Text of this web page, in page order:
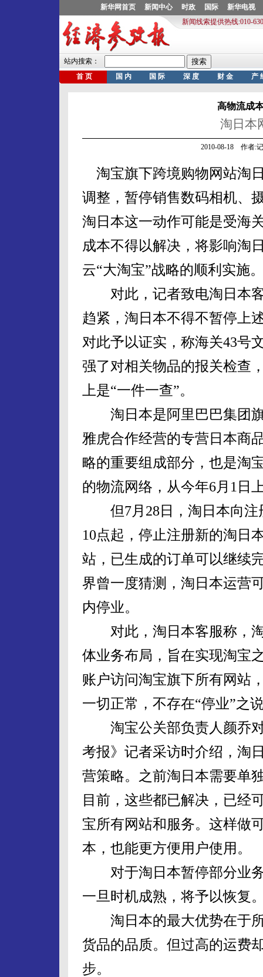
高物流成
淘日本
2010-08-18 作者:
淘宝旗下跨境购物网站淘
调整，暂停销售数码相机、
淘日本这一动作可能是受海
成本不得以解决，将影响淘
云“大淘宝”战略的顺利实施
对此，记者致电淘日本客
趋紧，淘日本不得不暂停上
对此予以证实，称海关43号
强了对相关物品的报关检查
上是“一件一查”。
淘日本是阿里巴巴集团旗
雅虎合作经营的专营日本商
略的重要组成部分，也是淘
的物流网络，从今年6月1日
但7月28日，淘日本向注
10点起，停止注册新的淘日
站，已生成的订单可以继续
界曾一度猜测，淘日本运营
内停业。
对此，淘日本客服称，淘
体业务布局，旨在实现淘宝
账户访问淘宝旗下所有网站
一切正常，不存在“停业”之
淘宝公关部负责人颜乔对
考报》记者采访时介绍，淘
营策略。之前淘日本需要单
目前，这些都已解决，已经
宝所有网站和服务。这样做
本，也能更方便用户使用。
对于淘日本暂停部分业务
一旦时机成熟，将予以恢
淘日本的最大优势在于所
货品的品质。但过高的运费
步。